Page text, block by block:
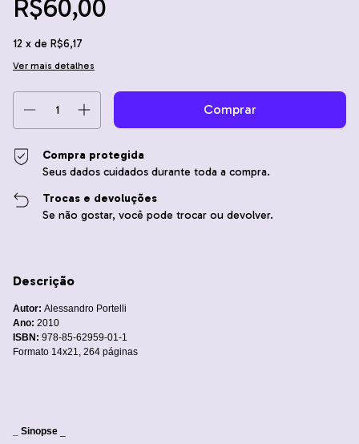
R$60,00
12 x de R$6,17
Ver mais detalhes
Compra protegida
Seus dados cuidados durante toda a compra.
Trocas e devoluções
Se não gostar, você pode trocar ou devolver.
Descrição
Autor: Alessandro Portelli
Ano: 2010
ISBN: 978-85-62959-01-1
Formato 14x21, 264 páginas
_ Sinopse